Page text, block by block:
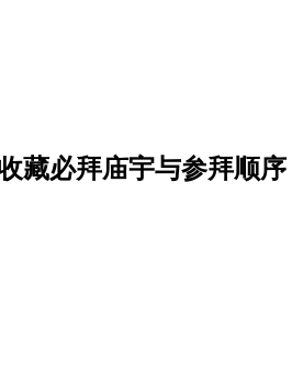
藏必拜庙宇与参拜顺